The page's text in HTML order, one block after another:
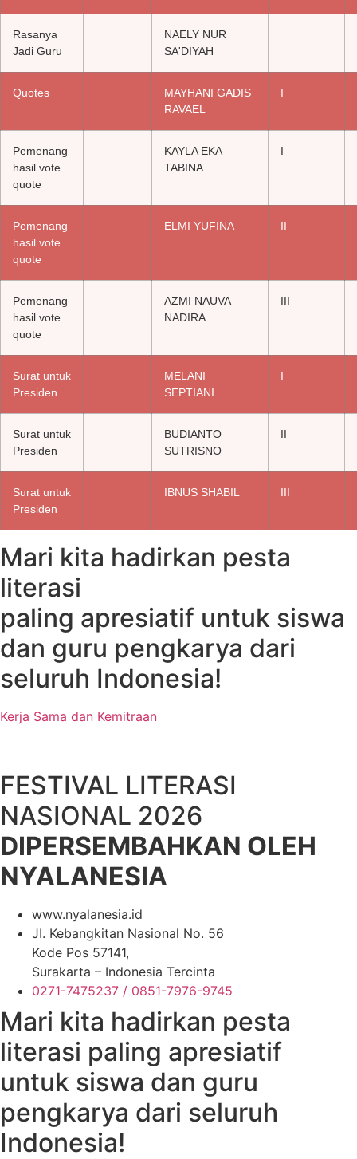
Rasanya
Jadi Guru
NAELY NUR
SA'DIYAH
Quotes
MAYHANI GADIS
RAVAEL
I
Pemenang
hasil vote
quote
KAYLA EKA
TABINA
I
Pemenang
hasil vote
quote
ELMI YUFINA II
Pemenang
hasil vote
quote
AZMI NAUVA
NADIRA
III
Surat untuk
Presiden
MELANI
SEPTIANI
I
Surat untuk
Presiden
BUDIANTO
SUTRISNO
II
Surat untuk
Presiden
IBNUS SHABIL III
Mari kita hadirkan pesta
literasi
paling apresiatif untuk siswa
dan guru pengkarya dari
seluruh Indonesia!
Kerja Sama dan Kemitraan
FESTIVAL LITERASI
NASIONAL 2026
DIPERSEMBAHKAN OLEH
NYALANESIA
www.nyalanesia.id
JI. Kebangkitan Nasional No. 56
Kode Pos 57141,
Surakarta – Indonesia Tercinta
0271-7475237 / ‪0851-7976-9745
Mari kita hadirkan pesta
literasi paling apresiatif
untuk siswa dan guru
pengkarya dari seluruh
Indonesia!